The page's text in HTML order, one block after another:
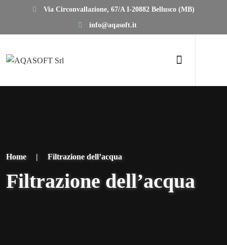
Via Circonvallazione, 67/A I-20882 Bellusco (MB)
info@aqasoft.it
Home | Filtrazione dell’acqua
Filtrazione dell’acqua